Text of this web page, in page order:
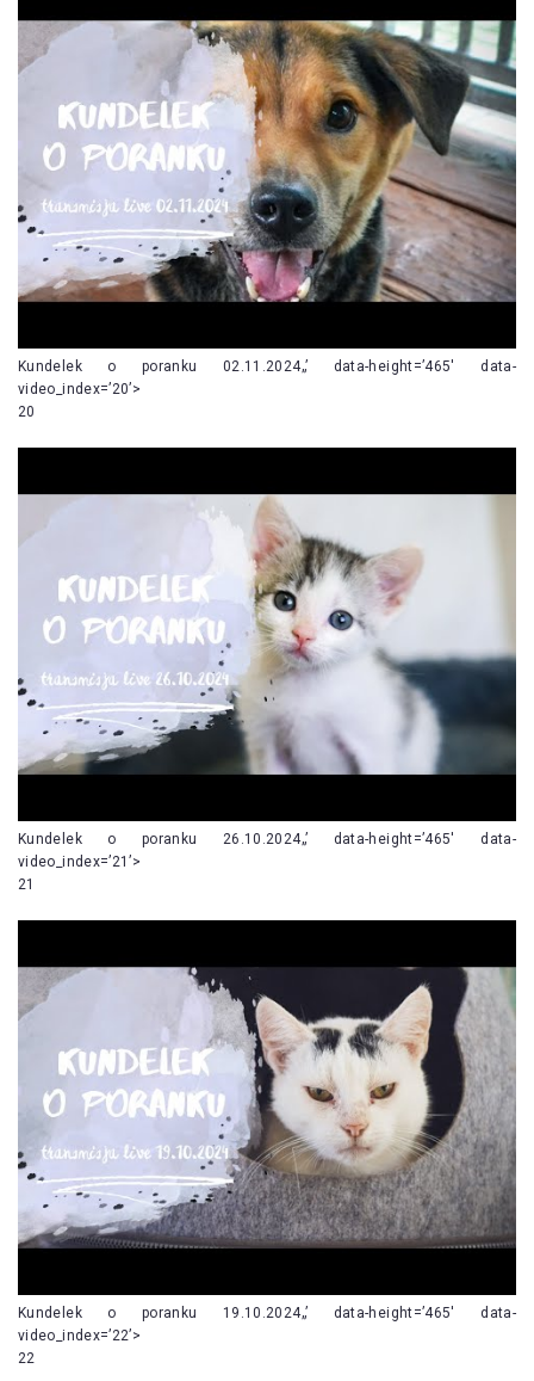
Kundelek o poranku 02.11.2024„’ data-height=’465′ data-
video_index=’20’>
20
Kundelek o poranku 26.10.2024„’ data-height=’465′ data-
video_index=’21’>
21
Kundelek o poranku 19.10.2024„’ data-height=’465′ data-
video_index=’22’>
22